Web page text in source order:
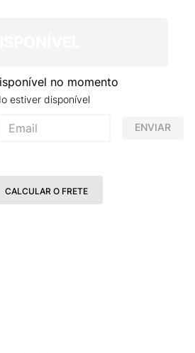
no momento
estiver disponível
ENVIAR
CALCULAR O FRETE